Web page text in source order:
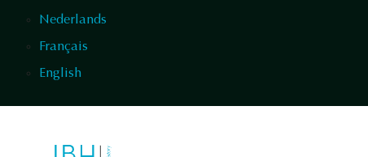
Nederlands
Français
English